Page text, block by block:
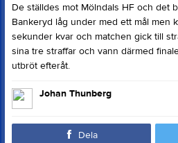
De ställdes mot Mölndals HF och det
Bankeryd låg under med ett mål men
sekunder kvar och matchen gick till
sina tre straffar och vann därmed
utbröt efteråt.
Johan Thunberg
Dela